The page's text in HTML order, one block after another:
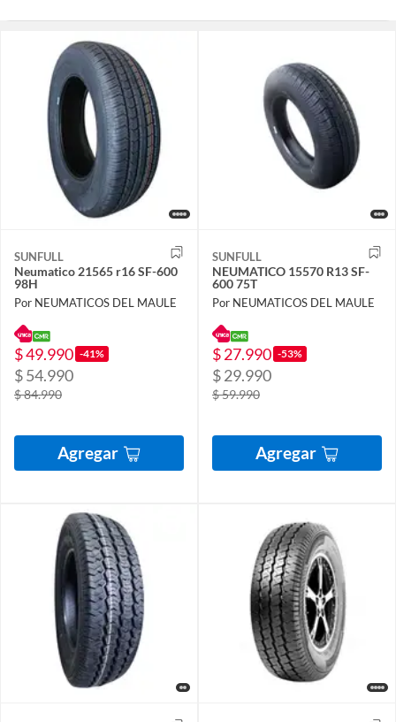
SUNFULL
Neumatico 21565 r16 SF-600
98H
Por NEUMATICOS DEL MAULE
$ 49.990 -41%
$ 54.990
$ 84.990
Agregar
SUNFULL
NEUMATICO 15570 R13 SF-
600 75T
Por NEUMATICOS DEL MAULE
$ 27.990 -53%
$ 29.990
$ 59.990
Agregar